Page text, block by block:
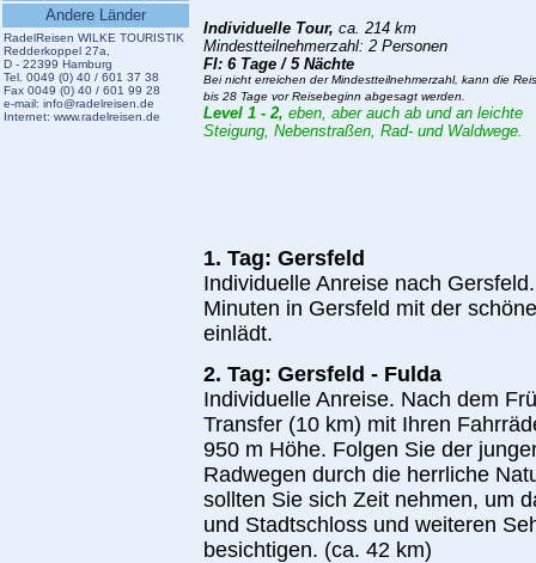
Andere Länder
RadelReisen WILKE TOURISTIK
Redderkoppel 27a,
D - 22399 Hamburg
Tel. 0049 (0) 40 / 601 37 38
Fax 0049 (0) 40 / 601 99 28
e-mail: info@radelreisen.de
Internet: www.radelreisen.de
Individuelle Tour, ca. 214 km
Mindestteilnehmerzahl: 2 Personen
FI: 6 Tage / 5 Nächte
Bei nicht erreichen der Mindestteilnehmerzahl, kann die
bis 28 Tage vor Reisebeginn abgesagt werden.
Level 1 - 2, eben, aber auch ab und an leichte
Steigung, Nebenstraßen, Rad- und Waldwege.
1. Tag: Gersfeld
Individuelle Anreise nach
Minuten in Gersfeld mit der
einlädt.
2. Tag: Gersfeld - Fulda
Individuelle Anreise. Nach dem
Transfer (10 km) mit Ihren
950 m Höhe. Folgen Sie der
Radwegen durch die herrliche
sollten Sie sich Zeit nehmen, um
und Stadtschloss und weiteren
besichtigen. (ca. 42 km)